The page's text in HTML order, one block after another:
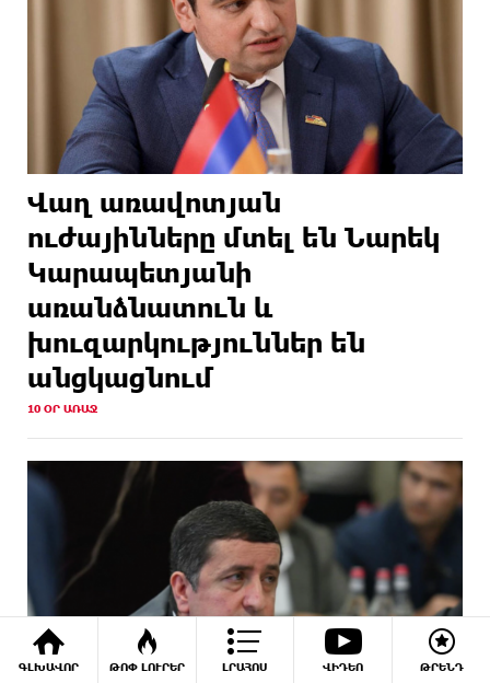
ԳԼԽԱՎՈՐ ԹՈՓ ԼՈՒՐԵՐ ԼՐԱՀՈՍ ՎԻԴԵՈ ԹՐԵՆԴ
Վաղ առավոտյան
ուժայինները մտել են Նարեկ
Կարապետյանի
առանձնատուն և
խուզարկություններ են
անցկացնում
10 ՕՐ ԱՌԱՋ